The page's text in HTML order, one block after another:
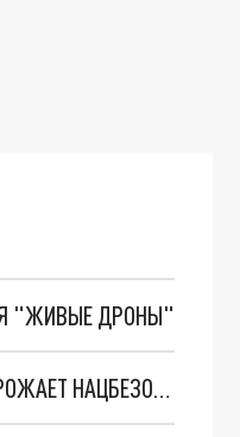
"ЖИВЫЕ ДРОНЫ"
СЕНАТОР ШАЙДАРОВ ЗАЯВИЛ, ЧТО МИГРАЦИЯ НАСЕЛЕНИЯ В КАЗАХСТАНЕ УГРОЖАЕТ НАЦБЕЗОПАСНОСТИ